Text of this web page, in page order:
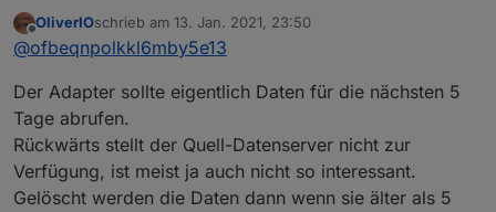
bewirken?
Daten von jetzt gibts aber gerade
nicht, oder?
Offline
OliverIOschrieb am 13. Jan. 2021, 23:50
zuletzt editiert von
@ofbeqnpolkkl6mby5e13
Der Adapter sollte eigentlich Daten für die nächsten 5
Tage abrufen.
Rückwärts stellt der Quell-Datenserver nicht zur
Verfügung, ist meist ja auch nicht so interessant.
Gelöscht werden die Daten dann wenn sie älter als 5